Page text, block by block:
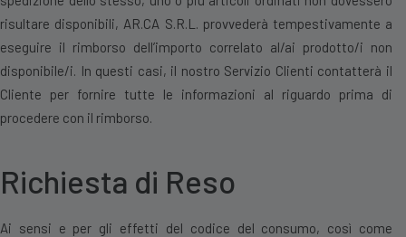
risultare disponibili, AR.CA S.R.L. provvederà tempestivamente a
eseguire il rimborso dell’importo correlato al/ai prodotto/i non
disponibile/i. In questi casi, il nostro Servizio Clienti contatterà il
Cliente per fornire tutte le informazioni al riguardo prima di
procedere con il rimborso.
Richiesta di Reso
Ai sensi e per gli effetti del codice del consumo, così come